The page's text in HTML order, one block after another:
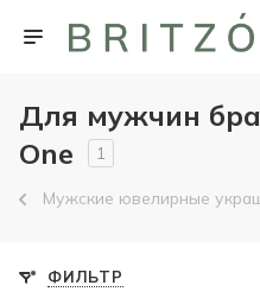
Для мужчин
One
1
Мужские ювелирные
ФИЛЬТР